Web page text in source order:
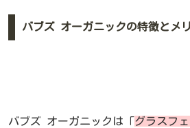
バブズ オーガニックの特徴とメ
バブズ オーガニックは「グラスフ